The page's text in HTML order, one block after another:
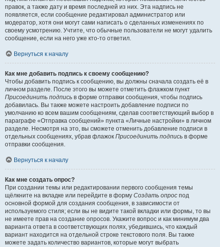
правок, а также дату и время последней из них. Эта надпись не
появляется, если сообщение редактировал администратор или
модератор, хотя они могут сами написать о сделанных изменениях по
своему усмотрению. Учтите, что обычные пользователи не могут удалить
сообщение, если на него уже кто-то ответил.
Вернуться к началу
Как мне добавить подпись к своему сообщению?
Чтобы добавить подпись к сообщению, вы должны сначала создать её в
личном разделе. После этого вы можете отметить флажком пункт
Присоединить подпись в форме отправки сообщения, чтобы подпись
добавилась. Вы также можете настроить добавление подписи по
умолчанию ко всем вашим сообщениям, сделав соответствующий выбор в
параграфе «Отправка сообщений» пункта «Личные настройки» в личном
разделе. Несмотря на это, вы сможете отменить добавление подписи в
отдельных сообщениях, убрав флажок Присоединить подпись в форме
отправки сообщения.
Вернуться к началу
Как мне создать опрос?
При создании темы или редактировании первого сообщения темы
щёлкните на вкладке или перейдите в форму Создать опрос под
основной формой для создания сообщения, в зависимости от
используемого стиля; если вы не видите такой вкладки или формы, то вы
не имеете прав на создание опросов. Укажите вопрос и как минимум два
варианта ответа в соответствующих полях, убедившись, что каждый
вариант находится на отдельной строке текстового поля. Вы также
можете задать количество вариантов, которые могут выбрать